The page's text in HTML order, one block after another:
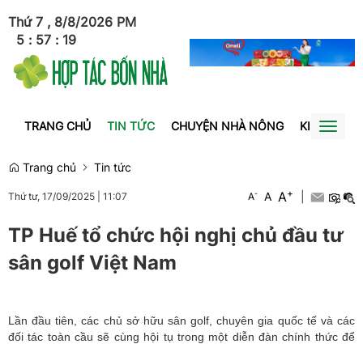
Thứ 7 , 8/8/2026
5 : 57 : 19
PM
TRANG CHỦ TIN TỨC CHUYỆN NHÀ NÔNG KINH TẾToggle
Trang chủ
Tin tức
Thứ tư, 17/09/2025 11:07 A- A A+
TP Huế tổ chức hội nghị chủ đầu tư
sân golf Việt Nam
Lần đầu tiên, các chủ sở hữu sân golf, chuyên gia quốc tế và các
đối tác toàn cầu sẽ cùng hội tụ trong một diễn đàn chính thức để